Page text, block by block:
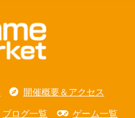
開催概要＆アクセス
ブログ一覧 ゲーム一覧